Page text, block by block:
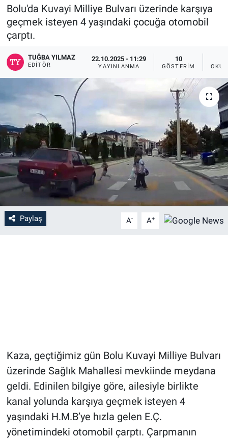
Bolu'da Kuvayi Milliye Bulvarı üzerinde karşıya
geçmek isteyen 4 yaşındaki çocuğa otomobil
çarptı.
TUĞBA YILMAZ
EDITÖR
22.10.2025 - 11:29
YAYINLANMA
10
GÖSTERIM
Paylaş A- A+
Kaza, geçtiğimiz gün Bolu Kuvayi Milliye Bulvarı
üzerinde Sağlık Mahallesi mevkiinde meydana
geldi. Edinilen bilgiye göre, ailesiyle birlikte
kanal yolunda karşıya geçmek isteyen 4
yaşındaki H.M.B’ye hızla gelen E.Ç.
yönetimindeki otomobil çarptı. Çarpmanın